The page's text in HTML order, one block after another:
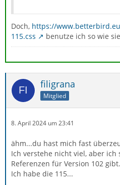
Doch, https://
115.css
benutze ich so wie
filigrana
Mitglied
8. April 2024 um 23:41
ähm...du hast mich fast
Ich verstehe nicht viel, aber ich
Referenzen für Version 102
Ich habe die 115...